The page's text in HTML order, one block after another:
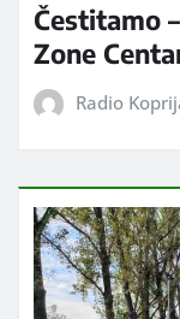
Čestitamo
Zone
Radio